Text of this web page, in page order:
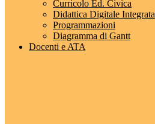
Curricolo Ed. Civica
Didattica Digitale Integrata
Programmazioni
Diagramma di Gantt
Docenti e ATA